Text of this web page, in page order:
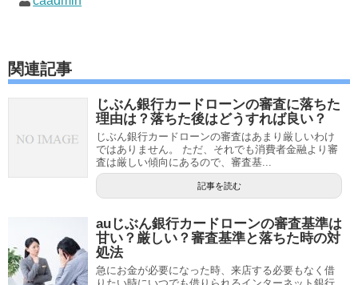
関連記事
じぶん銀行カードローンの審査に落ちた
理由は？落ちた後はどうすれば良い？
じぶん銀行カードローンの審査はあまり厳しいわけ
ではありません。 ただ、それでも消費者金融より審
査は厳しい傾向にあるので、審査基...
記事を読む
auじぶん銀行カードローンの審査基準は
甘い？厳しい？審査基準と落ちた時の対
処法
急にお金が必要になった時、来店する必要もなく借